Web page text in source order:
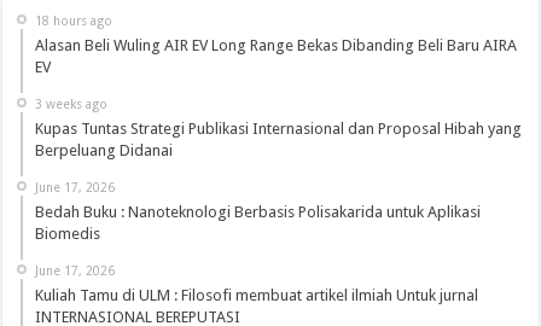
18 hours ago
Alasan Beli Wuling AIR EV Long Range Bekas Dibanding Beli Baru AIRA
EV
3 weeks ago
Kupas Tuntas Strategi Publikasi Internasional dan Proposal Hibah yang
Berpeluang Didanai
June 17, 2026
Bedah Buku : Nanoteknologi Berbasis Polisakarida untuk Aplikasi
Biomedis
June 17, 2026
Kuliah Tamu di ULM : Filosofi membuat artikel ilmiah Untuk jurnal
INTERNASIONAL BEREPUTASI